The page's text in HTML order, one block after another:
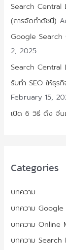
Search
(การจัดทำดัชนี)
Google Search
2, 2025
Search Central
รับทำ SEO ให้ธุ
February 15,
เปิด 6 วิธี ดึง จีน
Categories
บทความ
บทความ Google
บทความ Online
บทความ Search